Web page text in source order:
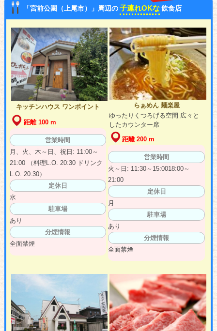
「宮前公園（上尾市）」周辺の子連れOKな 飲食店
キッチンハウス ワンポイント
距離 100 m
営業時間
月、火、木～日、祝日: 11:00～
21:00 （料理L.O. 20:30 ドリンク
L.O. 20:30）
定休日
水
駐車場
あり
分煙情報
全面禁煙
らぁめん 麺楽屋
ゆったりくつろげる空間 広々と
したカウンター席
距離 200 m
営業時間
火～日: 11:30～15:0018:00～
21:00
定休日
月
駐車場
あり
分煙情報
全面禁煙